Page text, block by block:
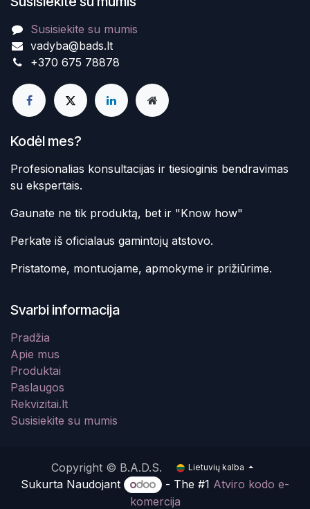
Susisiekite su mumis
vadyba@bads.lt
+370 675 78878
Kodėl mes?
Profesionalias konsultacijas ir tiesioginis bendravimas
su ekspertais.
Gaunate ne tik produktą, bet ir "Know how"
Perkate iš oficialaus gamintojų atstovo.
Pristatome, montuojame, apmokyme ir prižiūrime.
Svarbi informacija
Pradžia
Apie mus
Produktai
Paslaugos
Rekvizitai.lt
Susisiekite su mumis
Copyright © B.A.D.S. Lietuvių kalba
Sukurta Naudojant - The #1 Atviro kodo e-
komercija